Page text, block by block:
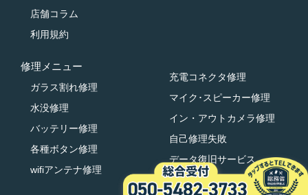
店舗コラム
利用規約
修理メニュー
ガラス割れ修理
水没修理
バッテリー修理
各種ボタン修理
wifiアンテナ修理
充電コネクタ修理
マイク･スピーカー修理
イン・アウトカメラ修理
自己修理失敗
データ復旧サービス